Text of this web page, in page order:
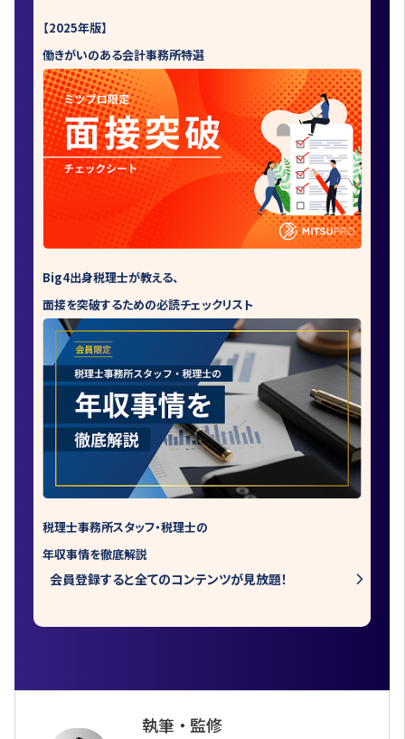
【2025年版】
働きがいのある会計事務所特選
Big4出身税理士が教える、
面接を突破するための必読チェックリスト
税理士事務所スタッフ・税理士の
年収事情を徹底解説
会員登録すると全てのコンテンツが見放題！
執筆 ・ 監修